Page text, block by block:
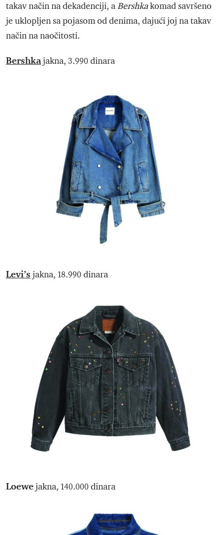
takav način na dekadenciji, aBershkakomad savršeno
je uklopljen sa pojasom od denima, dajući joj na takav
način na naočitosti.
Bershkajakna, 3.990 dinara
Levi’s jakna, 18.990 dinara
Loewejakna, 140.000 dinara